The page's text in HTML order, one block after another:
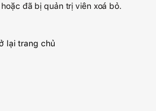
đã bị quản trị viên xoá bỏ.
lại trang chủ